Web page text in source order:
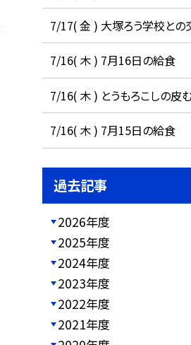
7/17( 金 ) 大塚ろう学校との
7/16( 木 ) 7月16日の給食
7/16( 木 ) とうもろこしの皮
7/16( 木 ) 7月15日の給食
過去記事
2026年度
2025年度
2024年度
2023年度
2022年度
2021年度